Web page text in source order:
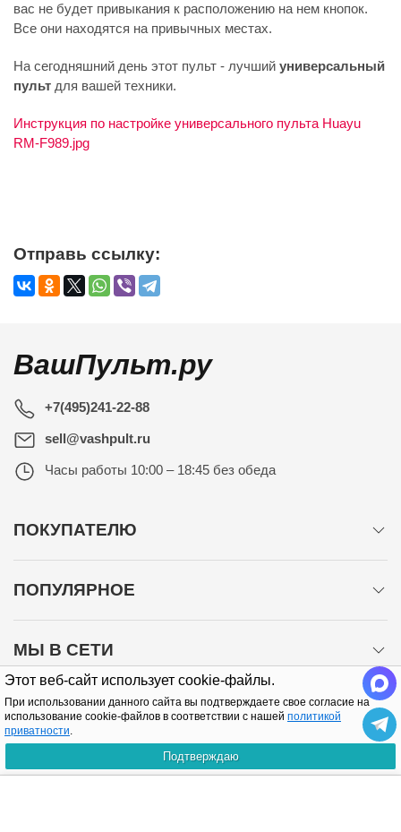
Этот веб-сайт использует cookie-файлы.
При использовании данного сайта вы подтверждаете свое согласие на
использование cookie-файлов в соответствии с нашей политикой
приватности.
Подтверждаю
вас не будет привыкания к расположению на нем кнопок.
Все они находятся на привычных местах.
На сегодняшний день этот пульт - лучший универсальный
пульт для вашей техники.
Инструкция по настройке универсального пульта Huayu
RM-F989.jpg
Отправь ссылку:
ВашПульт.ру
+7(495)241-22-88
sell@vashpult.ru
Часы работы 10:00 – 18:45 без обеда
ПОКУПАТЕЛЮ
ПОПУЛЯРНОЕ
МЫ В СЕТИ